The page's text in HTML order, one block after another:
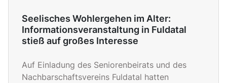
Seelisches Wohlergehen im Alter:
Informationsveranstaltung in Fuldatal
stieß auf großes Interesse
Auf Einladung des Seniorenbeirats und des
Nachbarschaftsvereins Fuldatal hatten